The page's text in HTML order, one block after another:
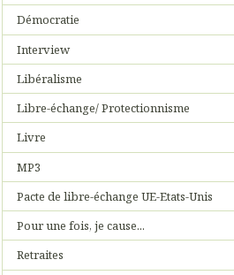
Démocratie
Interview
Libéralisme
Libre-échange/ Protectionnisme
Livre
MP3
Pacte de libre-échange UE-Etats-Unis
Pour une fois, je cause...
Retraites